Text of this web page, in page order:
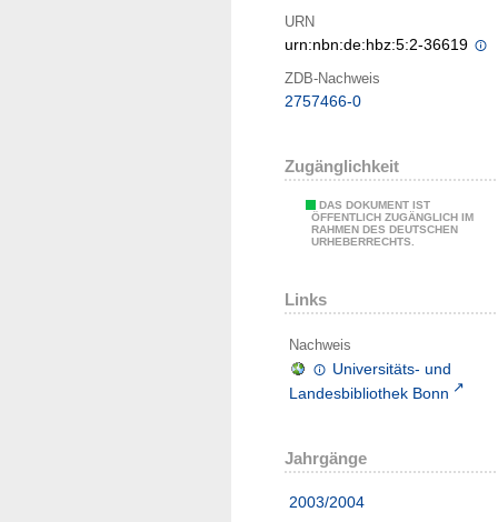
URN
urn:nbn:de:hbz:5:2-36619
ZDB-Nachweis
2757466-0
Zugänglichkeit
DAS DOKUMENT IST
ÖFFENTLICH ZUGÄNGLICH IM
RAHMEN DES DEUTSCHEN
URHEBERRECHTS.
Links
Nachweis
Universitäts- und
Landesbibliothek Bonn
Jahrgänge
2003/2004